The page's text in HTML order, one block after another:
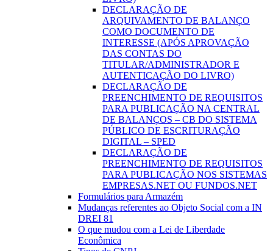
DECLARAÇÃO DE
ARQUIVAMENTO DE BALANÇO
COMO DOCUMENTO DE
INTERESSE (APÓS APROVAÇÃO
DAS CONTAS DO
TITULAR/ADMINISTRADOR E
AUTENTICAÇÃO DO LIVRO)
DECLARAÇÃO DE
PREENCHIMENTO DE REQUISITOS
PARA PUBLICAÇÃO NA CENTRAL
DE BALANÇOS – CB DO SISTEMA
PÚBLICO DE ESCRITURAÇÃO
DIGITAL – SPED
DECLARAÇÃO DE
PREENCHIMENTO DE REQUISITOS
PARA PUBLICAÇÃO NOS SISTEMAS
EMPRESAS.NET OU FUNDOS.NET
Formulários para Armazém
Mudanças referentes ao Objeto Social com a IN
DREI 81
O que mudou com a Lei de Liberdade
Econômica